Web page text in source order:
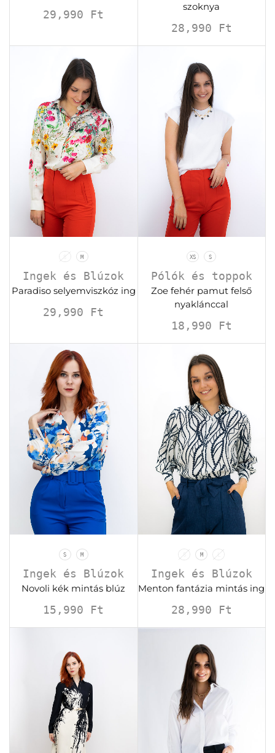
29,990 Ft
szoknya
28,990 Ft
S M
Ingek és Blúzok
Paradiso selyemviszkóz ing
29,990 Ft
XS S
Pólók és toppok
Zoe fehér pamut felső
nyaklánccal
18,990 Ft
S M
Ingek és Blúzok
Novoli kék mintás blúz
15,990 Ft
M
Ingek és Blúzok
Menton fantázia mintás ing
28,990 Ft